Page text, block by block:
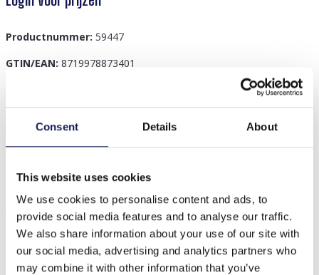
Consent Details About
This website uses cookies
We use cookies to personalise content and ads, to
provide social media features and to analyse our traffic.
We also share information about your use of our site with
our social media, advertising and analytics partners who
may combine it with other information that you’ve
Productnummer: 59447
GTIN/EAN: 8719978873401
Beschrijving
F-A20.3 E221-528 No. 6 S. Steel Earrings 6cm
Anderen kochten ook